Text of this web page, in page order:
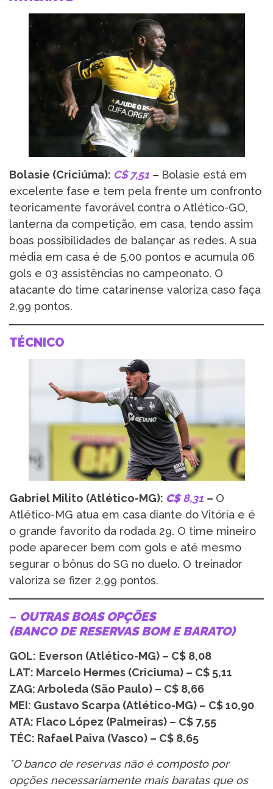
Bolasie (Criciúma): C$ 7,51 –Bolasie está em
excelente fase e tem pela frente um confronto
teoricamente favorável contra o Atlético-GO,
lanterna da competição, em casa, tendo assim
boas possibilidades de balançar as redes. A sua
média em casa é de 5,00 pontos e acumula 06
gols e 03 assistências no campeonato. O
atacante do time catarinense valoriza caso faça
2,99 pontos.
TÉCNICO
Gabriel Milito (Atlético-MG): C$8,31 –O
Atlético-MG atua em casa diante do Vitória e é
o grande favorito da rodada 29. O time mineiro
pode aparecer bem com gols e até mesmo
segurar o bônus do SG no duelo. O treinador
valoriza se fizer 2,99 pontos.
– OUTRAS BOAS OPÇÕES
(BANCO DE RESERVAS BOM E BARATO)
GOL: Everson (Atlético-MG) – C$ 8,08
LAT: Marcelo Hermes (Criciuma) – C$ 5,11
ZAG: Arboleda (São Paulo) – C$ 8,66
MEI: Gustavo Scarpa (Atlético-MG) – C$ 10,90
ATA: Flaco López (Palmeiras) – C$ 7,55
TÉC: Rafael Paiva (Vasco) – C$ 8,65
*O banco de reservas não é composto por
opções necessariamente mais baratas que os